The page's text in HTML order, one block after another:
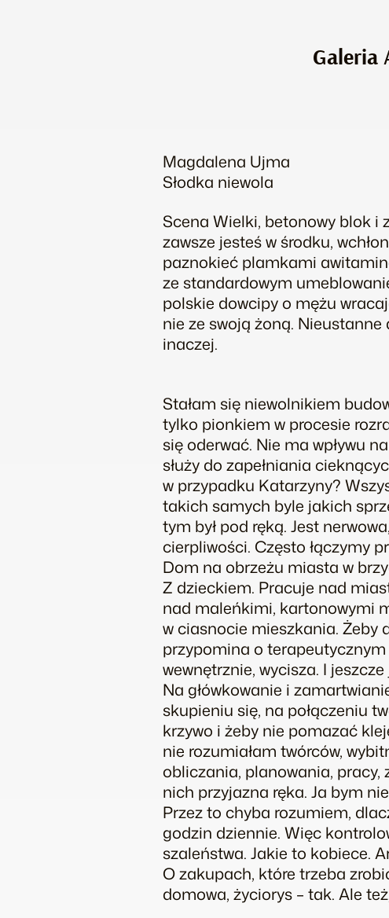
Galeria
Magdalena Ujma
Słodka niewola
Scena Wielki, betonowy blok i
zawsze jesteś w środku,
paznokieć plamkami
ze standardowym
polskie dowcipy o mężu
nie ze swoją żoną.
inaczej.
Stałam się niewolnikiem
tylko pionkiem w procesie
się oderwać. Nie ma wpływu
służy do zapełniania
w przypadku Katarzyny?
takich samych byle jakich
tym był pod ręką. Jest
cierpliwości. Często łączymy
Dom na obrzeżu miasta w
Z dzieckiem. Pracuje nad
nad maleńkimi, kartonowymi
w ciasnocie mieszkania. Żeby
przypomina o
wewnętrznie, wycisza. I
Na główkowanie i
skupieniu się, na połączeniu
krzywo i żeby nie pomazać
nie rozumiałam twórców,
obliczania, planowania, pracy,
nich przyjazna ręka. Ja bym
Przez to chyba rozumiem,
godzin dziennie. Więc
szaleństwa. Jakie to kobiece.
O zakupach, które trzeba
domowa, życiorys – tak. Ale